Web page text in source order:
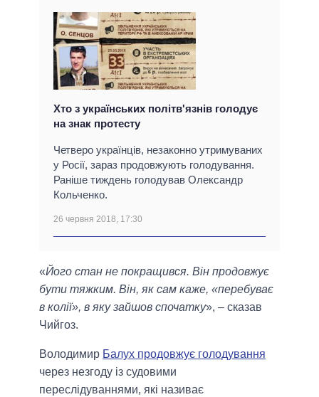
Хто з українських політв'язнів голодує
на знак протесту
Четверо українців, незаконно утримуваних
у Росії, зараз продовжують голодування.
Раніше тиждень голодував Олександр
Кольченко.
26 червня 2018, 17:30
«Його стан не покращився. Він продовжує
бути тяжким. Він, як сам каже, «перебуває
в колії», в яку зайшов спочатку», – сказав
Чийгоз.
Володимир Балух продовжує голодування
через незгоду із судовими
переслідуваннями, які називає